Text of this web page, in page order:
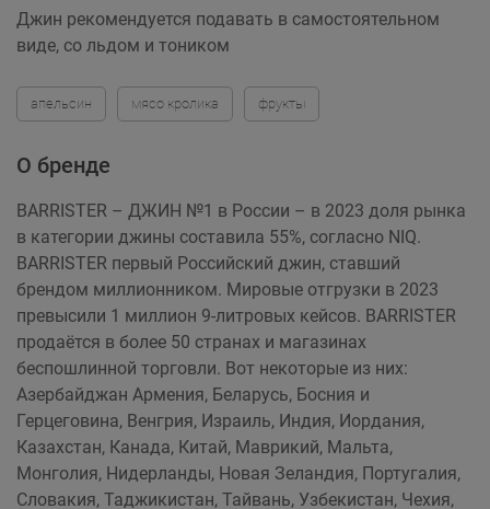
Джин рекомендуется подавать в самостоятельном
виде, со льдом и тоником
апельсин мясо кролика фрукты
О бренде
BARRISTER – ДЖИН №1 в России – в 2023 доля рынка
в категории джины составила 55%, согласно NIQ.
BARRISTER первый Российский джин, ставший
брендом миллионником. Мировые отгрузки в 2023
превысили 1 миллион 9-литровых кейсов. BARRISTER
продаётся в более 50 странах и магазинах
беспошлинной торговли. Вот некоторые из них:
Азербайджан Армения, Беларусь, Босния и
Герцеговина, Венгрия, Израиль, Индия, Иордания,
Казахстан, Канада, Китай, Маврикий, Мальта,
Монголия, Нидерланды, Новая Зеландия, Португалия,
Словакия, Таджикистан, Тайвань, Узбекистан, Чехия,